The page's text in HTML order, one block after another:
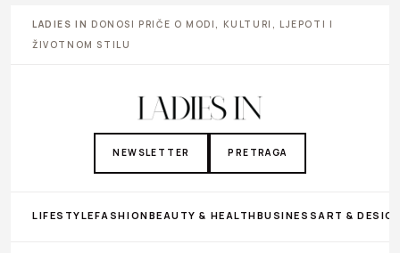
LADIES IN DONOSI PRIČE O MODI, KULTURI, LJEPOTI I
ŽIVOTNOM STILU
NEWSLETTER PRETRAGA
LIFESTYLEFASHIONBEAUTY & HEALTHBUSINESS ART &